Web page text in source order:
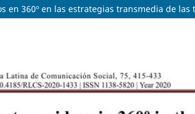
en 360º en las estrategias transmedia de